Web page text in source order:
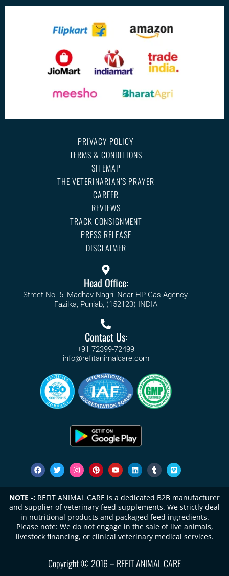
PRIVACY POLICY
TERMS & CONDITIONS
SITEMAP
THE VETERINARIAN’S PRAYER
CAREER
REVIEWS
TRACK CONSIGNMENT
PRESS RELEASE
DISCLAIMER
Head Office:
Street No. 5, Madhav Nagri, Near HP Gas Agency,
Fazilka, Punjab, (152123) INDIA
Contact Us:
+91 72399-72499
info@refitanimalcare.com
NOTE -: REFIT ANIMAL CARE is a dedicated B2B manufacturer
and supplier of veterinary feed supplements. We strictly deal
in nutritional products and packaged feed ingredients.
Please note: We do not engage in the sale of live animals,
livestock financing, or clinical veterinary medical services.
Copyright © 2016 – REFIT ANIMAL CARE